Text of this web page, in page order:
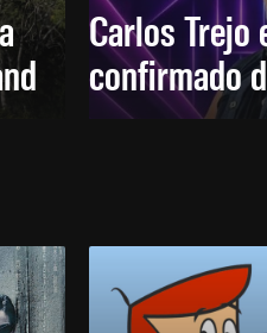
Carlos Trejo
confirmado